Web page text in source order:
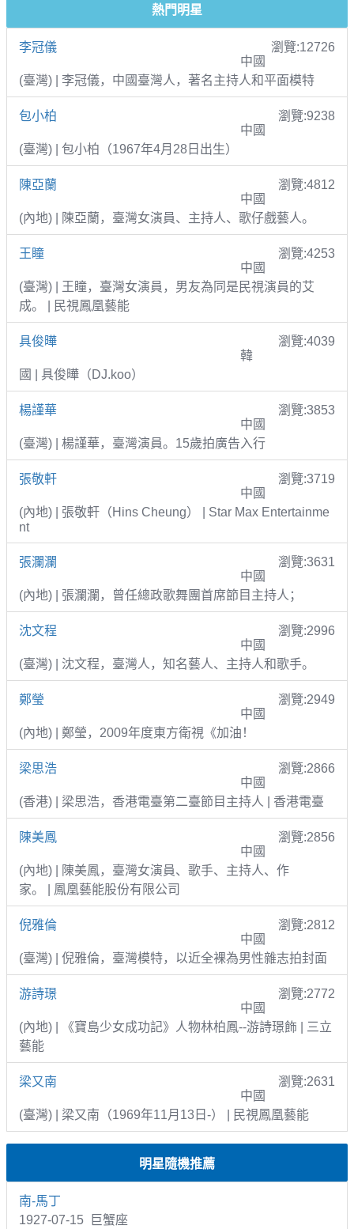
熱門明星
李冠儀
瀏覽:12726
中國
(臺灣) | 李冠儀，中國臺灣人，著名主持人和平面模特
包小柏
瀏覽:9238
中國
(臺灣) | 包小柏（1967年4月28日出生）
陳亞蘭
瀏覽:4812
中國
(內地) | 陳亞蘭，臺灣女演員、主持人、歌仔戲藝人。
王瞳
瀏覽:4253
中國
(臺灣) | 王瞳，臺灣女演員，男友為同是民視演員的艾
成。 | 民視鳳凰藝能
具俊曄
瀏覽:4039
韓
國 | 具俊曄（DJ.koo）
楊謹華
瀏覽:3853
中國
(臺灣) | 楊謹華，臺灣演員。15歲拍廣告入行
張敬軒
瀏覽:3719
中國
(內地) | 張敬軒（Hins Cheung） | Star Max Entertainme
nt
張瀾瀾
瀏覽:3631
中國
(內地) | 張瀾瀾，曾任總政歌舞團首席節目主持人；
沈文程
瀏覽:2996
中國
(臺灣) | 沈文程，臺灣人，知名藝人、主持人和歌手。
鄭瑩
瀏覽:2949
中國
(內地) | 鄭瑩，2009年度東方衛視《加油！
梁思浩
瀏覽:2866
中國
(香港) | 梁思浩，香港電臺第二臺節目主持人 | 香港電臺
陳美鳳
瀏覽:2856
中國
(內地) | 陳美鳳，臺灣女演員、歌手、主持人、作
家。 | 鳳凰藝能股份有限公司
倪雅倫
瀏覽:2812
中國
(臺灣) | 倪雅倫，臺灣模特，以近全裸為男性雜志拍封面
游詩璟
瀏覽:2772
中國
(內地) | 《寶島少女成功記》人物林柏鳳--游詩璟飾 | 三立
藝能
梁又南
瀏覽:2631
中國
(臺灣) | 梁又南（1969年11月13日-） | 民視鳳凰藝能
明星隨機推薦
南-馬丁
1927-07-15 巨蟹座